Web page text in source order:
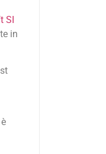
SI
in
è